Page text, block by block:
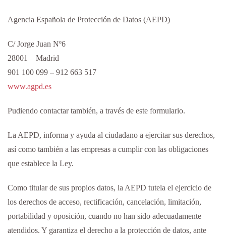
Agencia Española de Protección de Datos (AEPD)
C/ Jorge Juan Nº6
28001 – Madrid
901 100 099 – 912 663 517
www.agpd.es
Pudiendo contactar también, a través de este formulario.
La AEPD, informa y ayuda al ciudadano a ejercitar sus derechos,
así como también a las empresas a cumplir con las obligaciones
que establece la Ley.
Como titular de sus propios datos, la AEPD tutela el ejercicio de
los derechos de acceso, rectificación, cancelación, limitación,
portabilidad y oposición, cuando no han sido adecuadamente
atendidos. Y garantiza el derecho a la protección de datos, ante